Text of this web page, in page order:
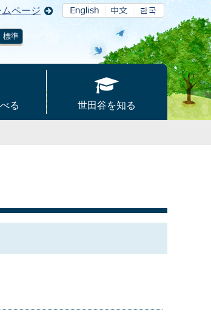
ページ
標準
る 世田谷を知る